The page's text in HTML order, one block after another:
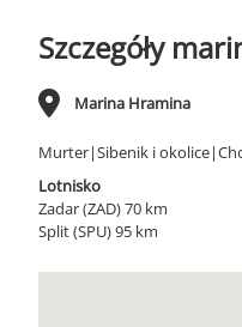
Szczegóły
Marina Hramina
Murter|Sibenik i
Lotnisko
Zadar (ZAD) 70 km
Split (SPU) 95 km